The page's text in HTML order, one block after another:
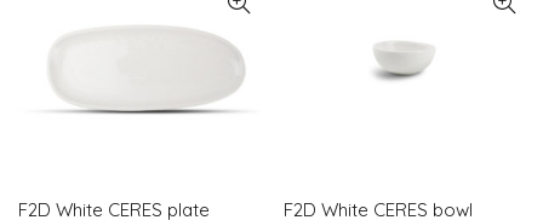
F2D White CERES plate
F2D White CERES bowl